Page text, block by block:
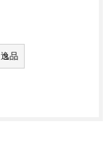
逸品